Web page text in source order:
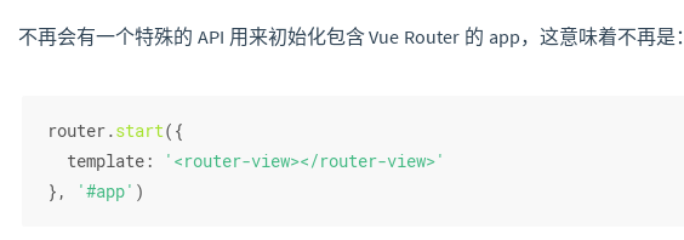
不再会有一个特殊的 API 用来初始化包含 Vue Router 的 app，这意味着不再是
router.start({
template :
'<router-view></router-view>'
},
'#app' )